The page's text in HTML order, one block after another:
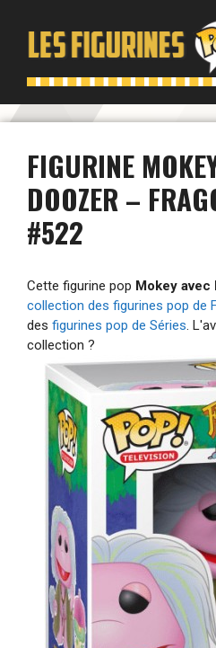
contenu
FIGURINE
DOOZER –
#522
Cette figurine pop Mokey avec
collection des figurines pop de
des figurines pop de Séries.
collection ?